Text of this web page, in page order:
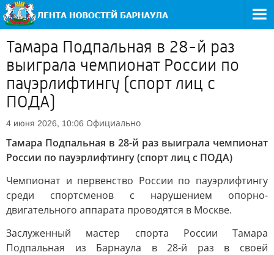
Тамара Подпальная в 28-й раз
выиграла чемпионат России по
пауэрлифтингу (спорт лиц с
ПОДА)
4 июня 2026, 10:06 Официально
Тамара Подпальная в 28-й раз выиграла чемпионат
России по пауэрлифтингу (спорт лиц с ПОДА)
Чемпионат и первенство России по пауэрлифтингу
среди спортсменов с нарушением опорно-
двигательного аппарата проводятся в Москве.
Заслуженный мастер спорта России Тамара
Подпальная из Барнаула в 28-й раз в своей